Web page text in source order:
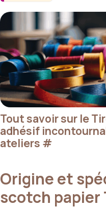
Tout savoir sur le
adhésif
ateliers #
Origine et
scotch papier